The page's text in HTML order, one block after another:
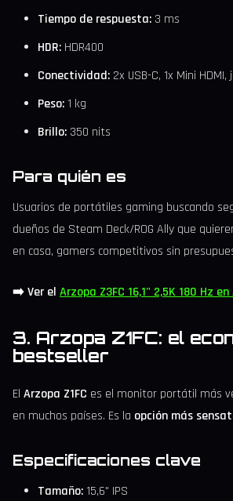
Tiempo de respuesta: 3 ms
HDR: HDR400
Conectividad: 2x USB-C, 1x Mini
Peso:1 kg
Brillo: 350 nits
Para quién es
Usuarios de portátiles gaming buscando
dueños de Steam Deck/ROG Ally que
en casa, gamers competitivos sin
➡️ Ver el Arzopa Z3FC 16,1" 2,5K 180 Hz
3. Arzopa Z1FC: el
bestseller
El Arzopa Z1FC es el monitor portátil más
en muchos países. Es la opción más
Especificaciones clave
Tamaño:15,6" IPS